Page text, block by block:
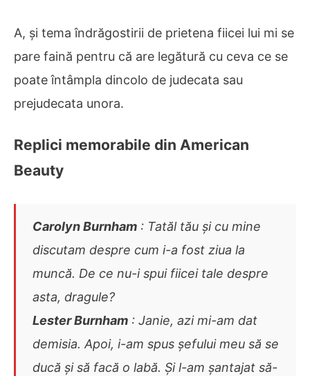
A, și tema îndrăgostirii de prietena fiicei lui mi se
pare faină pentru că are legătură cu ceva ce se
poate întâmpla dincolo de judecata sau
prejudecata unora.
Replici memorabile din American
Beauty
Carolyn Burnham : Tatăl tău și cu mine
discutam despre cum i-a fost ziua la
muncă. De ce nu-i spui fiicei tale despre
asta, dragule?
Lester Burnham : Janie, azi mi-am dat
demisia. Apoi, i-am spus șefului meu să se
ducă și să facă o labă. Și l-am șantajat să-